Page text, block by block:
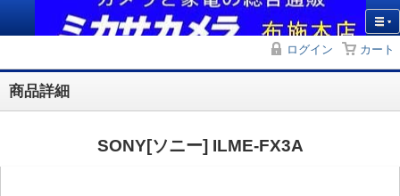
ログイン カート
商品詳細
SONY[ソニー] ILME-FX3A